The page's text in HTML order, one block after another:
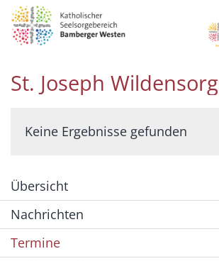
Zum Inhalt springen
St. Joseph Wildensorg
Keine Ergebnisse gefunden
Übersicht
Nachrichten
Termine